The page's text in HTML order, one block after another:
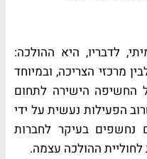
לדבריו, היא ההולכה:
מרכזי הצריכה, ובמיוחד
החשיפה הישירה לתחום
הפעילות נעשית על ידי
בעיקר לחברות
ההולכה עצמה.